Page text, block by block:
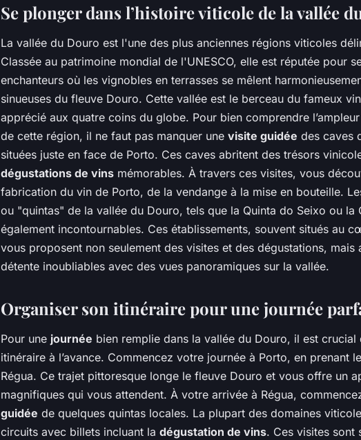
Se plonger dans l’histoire viticole de la vallée
La vallée du Douro est l'une des plus anciennes régions viticoles
Classée au patrimoine mondial de l'UNESCO, elle est réputée pour
enchanteurs où les vignobles en terrasses se mêlent
sinueuses du fleuve Douro. Cette vallée est le berceau du fameux
apprécié aux quatre coins du globe. Pour bien comprendre
de cette région, il ne faut pas manquer une visite guidée des caves
situées juste en face de Porto. Ces caves abritent des trésors
dégustations de vins mémorables. À travers ces visites, vous
fabrication du vin de Porto, de la vendange à la mise en bouteille.
ou "quintas" de la vallée du Douro, tels que la Quinta do Seixo ou la
également incontournables. Ces établissements, souvent situés au
vous proposent non seulement des visites et des dégustations, mais
détente inoubliables avec des vues panoramiques sur la vallée.
Organiser son itinéraire pour une journée
Pour une journée bien remplie dans la vallée du Douro, il est
itinéraire à l’avance. Commencez votre journée à Porto, en prenant
Régua. Ce trajet pittoresque longe le fleuve Douro et vous offre un
magnifiques qui vous attendent. À votre arrivée à Régua,
guidée de quelques quintas locales. La plupart des domaines
circuits avec billets incluant la dégustation de vins. Ces visites sont